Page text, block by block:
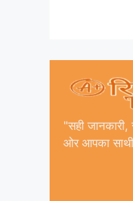
"सही
ओर आपका